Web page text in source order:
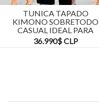
TUNICA TAPADO
KIMONO SOBRETODO
CASUAL IDEAL PARA
FIESTA COCTEL. TALLA...
36.990$ CLP